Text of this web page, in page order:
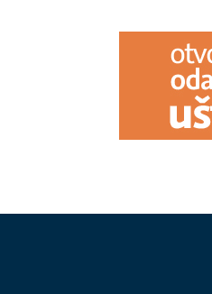
unuka sa autizmom